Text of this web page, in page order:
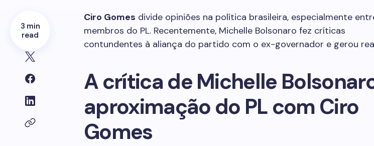
3 min
read
Ciro Gomes divide opiniões na política brasileira, especialmente
membros do PL. Recentemente, Michelle Bolsonaro fez críticas
contundentes à aliança do partido com o ex-governador e gerou
A crítica de Michelle
aproximação do PL com Ciro
Gomes